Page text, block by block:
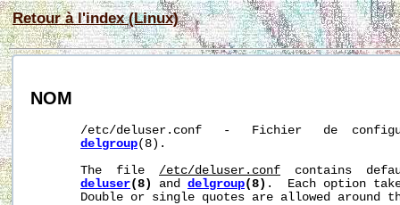
Retour à l'index (Linux)
NOM
/etc/deluser.conf   -   Fichier   de
delgroup(8).
       The  file
/etc/deluser.conf
contains
deluser(8) and delgroup(8) .  Each option
Double or single quotes are allowed around